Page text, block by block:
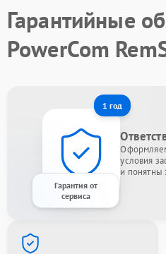
Гарантийные
PowerCom
1 год
Гарантия от
сервиса
условия
и понятны